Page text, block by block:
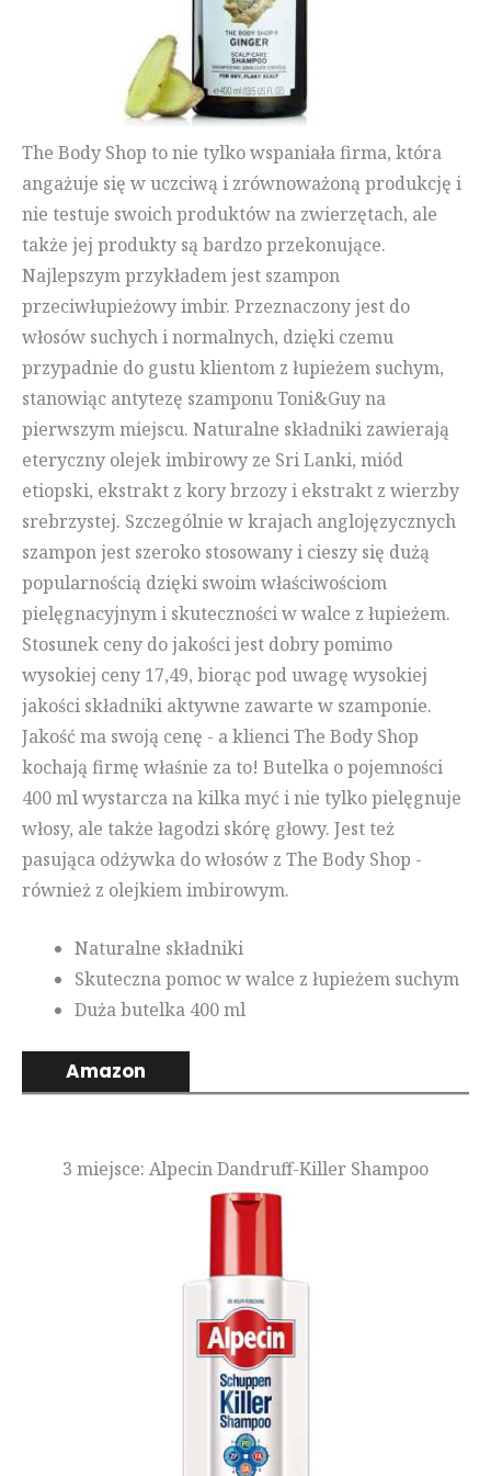
The Body Shop to nie tylko wspaniała firma, która
angażuje się w uczciwą i zrównoważoną produkcję i
nie testuje swoich produktów na zwierzętach, ale
także jej produkty są bardzo przekonujące.
Najlepszym przykładem jest szampon
przeciwłupieżowy imbir. Przeznaczony jest do
włosów suchych i normalnych, dzięki czemu
przypadnie do gustu klientom z łupieżem suchym,
stanowiąc antytezę szamponu Toni&Guy na
pierwszym miejscu. Naturalne składniki zawierają
eteryczny olejek imbirowy ze Sri Lanki, miód
etiopski, ekstrakt z kory brzozy i ekstrakt z wierzby
srebrzystej. Szczególnie w krajach anglojęzycznych
szampon jest szeroko stosowany i cieszy się dużą
popularnością dzięki swoim właściwościom
pielęgnacyjnym i skuteczności w walce z łupieżem.
Stosunek ceny do jakości jest dobry pomimo
wysokiej ceny 17,49, biorąc pod uwagę wysokiej
jakości składniki aktywne zawarte w szamponie.
Jakość ma swoją cenę - a klienci The Body Shop
kochają firmę właśnie za to! Butelka o pojemności
400 ml wystarcza na kilka myć i nie tylko pielęgnuje
włosy, ale także łagodzi skórę głowy. Jest też
pasująca odżywka do włosów z The Body Shop -
również z olejkiem imbirowym.
Naturalne składniki
Skuteczna pomoc w walce z łupieżem suchym
Duża butelka 400 ml
Amazon
3 miejsce: Alpecin Dandruff-Killer Shampoo